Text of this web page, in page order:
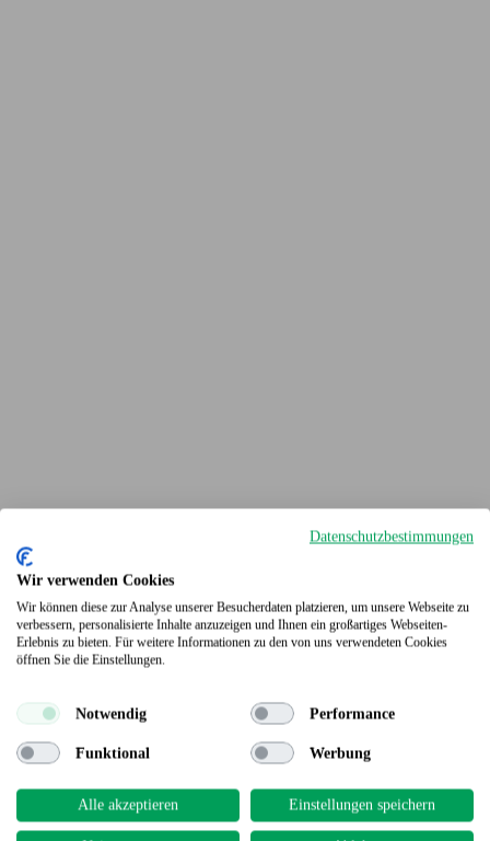
Terrassendielen
Datenschutzbestimmungen
Wir verwenden Cookies
Wir können diese zur Analyse unserer Besucherdaten platzieren, um unsere Webseite zu
verbessern, personalisierte Inhalte anzuzeigen und Ihnen ein großartiges Webseiten-
Erlebnis zu bieten. Für weitere Informationen zu den von uns verwendeten Cookies
öffnen Sie die Einstellungen.
Notwendig Performance
Funktional Werbung
Alle akzeptieren Einstellungen speichern